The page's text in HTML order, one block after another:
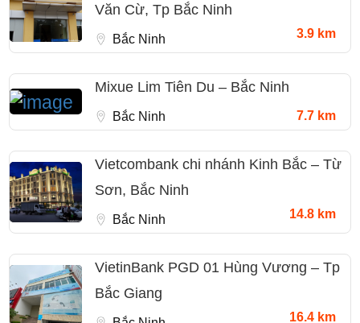
Văn Cừ, Tp Bắc Ninh
Bắc Ninh 3.9 km
Mixue Lim Tiên Du – Bắc Ninh
Bắc Ninh 7.7 km
Vietcombank chi nhánh Kinh Bắc – Từ
Sơn, Bắc Ninh
Bắc Ninh 14.8 km
VietinBank PGD 01 Hùng Vương – Tp
Bắc Giang
16.4 km